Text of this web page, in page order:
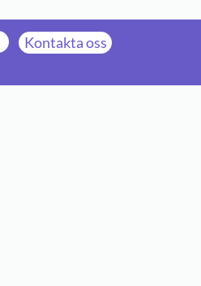
Kontakta oss